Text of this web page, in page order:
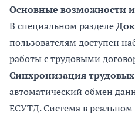
Основные возможности
В специальном разделе
пользователям доступен
работы с трудовыми
Синхронизация
автоматический обмен
ЕСУТД. Система в реальном